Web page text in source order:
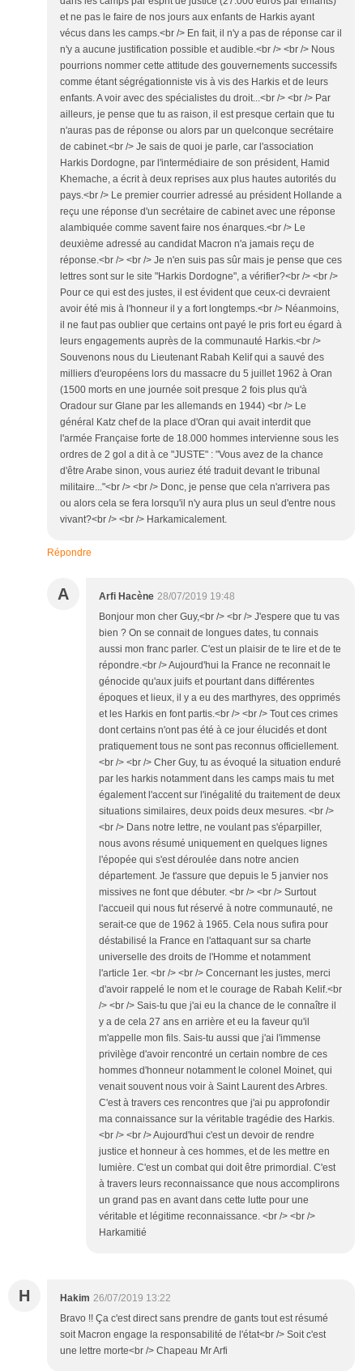
et ne pas le faire de nos jours aux enfants de Harkis ayant
vécus dans les camps.<br /> En fait, il n'y a pas de réponse car il
n'y a aucune justification possible et audible.<br /> <br /> Nous
pourrions nommer cette attitude des gouvernements successifs
comme étant ségrégationniste vis à vis des Harkis et de leurs
enfants. A voir avec des spécialistes du droit...<br /> <br /> Par
ailleurs, je pense que tu as raison, il est presque certain que tu
n'auras pas de réponse ou alors par un quelconque secrétaire
de cabinet.<br /> Je sais de quoi je parle, car l'association
Harkis Dordogne, par l'intermédiaire de son président, Hamid
Khemache, a écrit à deux reprises aux plus hautes autorités du
pays.<br /> Le premier courrier adressé au président Hollande a
reçu une réponse d'un secrétaire de cabinet avec une réponse
alambiquée comme savent faire nos énarques.<br /> Le
deuxième adressé au candidat Macron n'a jamais reçu de
réponse.<br /> <br /> Je n'en suis pas sûr mais je pense que ces
lettres sont sur le site "Harkis Dordogne", a vérifier?<br /> <br />
Pour ce qui est des justes, il est évident que ceux-ci devraient
avoir été mis à l'honneur il y a fort longtemps.<br /> Néanmoins,
il ne faut pas oublier que certains ont payé le pris fort eu égard à
leurs engagements auprès de la communauté Harkis.<br />
Souvenons nous du Lieutenant Rabah Kelif qui a sauvé des
milliers d'européens lors du massacre du 5 juillet 1962 à Oran
(1500 morts en une journée soit presque 2 fois plus qu'à
Oradour sur Glane par les allemands en 1944) <br /> Le
général Katz chef de la place d'Oran qui avait interdit que
l'armée Française forte de 18.000 hommes intervienne sous les
ordres de 2 gol a dit à ce "JUSTE" : "Vous avez de la chance
d'être Arabe sinon, vous auriez été traduit devant le tribunal
militaire..."<br /> <br /> Donc, je pense que cela n'arrivera pas
ou alors cela se fera lorsqu'il n'y aura plus un seul d'entre nous
vivant?<br /> <br /> Harkamicalement.
Répondre
A Arfi Hacène 28/07/2019 19:48
Bonjour mon cher Guy,<br /> <br /> J'espere que tu vas
bien ? On se connait de longues dates, tu connais
aussi mon franc parler. C'est un plaisir de te lire et de te
répondre.<br /> Aujourd'hui la France ne reconnait le
génocide qu'aux juifs et pourtant dans différentes
époques et lieux, il y a eu des marthyres, des opprimés
et les Harkis en font partis.<br /> <br /> Tout ces crimes
dont certains n'ont pas été à ce jour élucidés et dont
pratiquement tous ne sont pas reconnus officiellement.
<br /> <br /> Cher Guy, tu as évoqué la situation enduré
par les harkis notamment dans les camps mais tu met
également l'accent sur l'inégalité du traitement de deux
situations similaires, deux poids deux mesures. <br />
<br /> Dans notre lettre, ne voulant pas s'éparpiller,
nous avons résumé uniquement en quelques lignes
l'épopée qui s'est déroulée dans notre ancien
département. Je t'assure que depuis le 5 janvier nos
missives ne font que débuter. <br /> <br /> Surtout
l'accueil qui nous fut réservé à notre communauté, ne
serait-ce que de 1962 à 1965. Cela nous sufira pour
déstabilisé la France en l'attaquant sur sa charte
universelle des droits de l'Homme et notamment
l'article 1er. <br /> <br /> Concernant les justes, merci
d'avoir rappelé le nom et le courage de Rabah Kelif.<br
/> <br /> Sais-tu que j'ai eu la chance de le connaître il
y a de cela 27 ans en arrière et eu la faveur qu'il
m'appelle mon fils. Sais-tu aussi que j'ai l'immense
privilège d'avoir rencontré un certain nombre de ces
hommes d'honneur notamment le colonel Moinet, qui
venait souvent nous voir à Saint Laurent des Arbres.
C'est à travers ces rencontres que j'ai pu approfondir
ma connaissance sur la véritable tragédie des Harkis.
<br /> <br /> Aujourd'hui c'est un devoir de rendre
justice et honneur à ces hommes, et de les mettre en
lumière. C'est un combat qui doit être primordial. C'est
à travers leurs reconnaissance que nous accomplirons
un grand pas en avant dans cette lutte pour une
véritable et légitime reconnaissance. <br /> <br />
Harkamitié
H Hakim 26/07/2019 13:22
Bravo !! Ça c'est direct sans prendre de gants tout est résumé
soit Macron engage la responsabilité de l'état<br /> Soit c'est
une lettre morte<br /> Chapeau Mr Arfi